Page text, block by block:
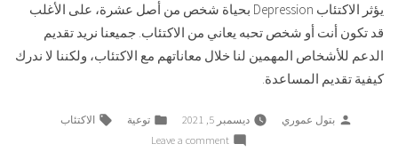
يؤثر الاكتئاب Depression بحياة شخص من أصل عشرة، على الأغلب
قد تكون أنت أو شخص تحبه يعاني من الاكتئاب. جميعنا نريد تقديم
الدعم للأشخاص المهمين لنا خلال معاناتهم مع الاكتئاب، ولكننا لا ندرك
كيفية تقديم المساعدة.
Posted
بتول عموري ديسمبر 5, 2021
Posted
توعية Tags:
الاكتئاب
Leave a comment